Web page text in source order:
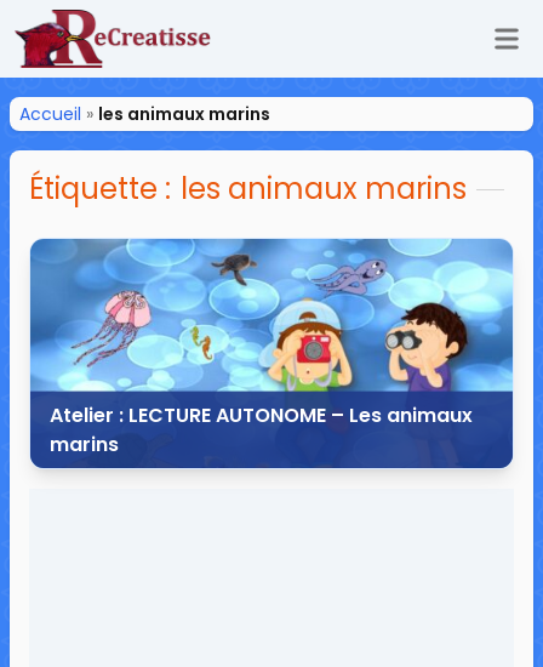
ReCreatisse
Accueil » les animaux marins
Étiquette : les animaux marins
Atelier : LECTURE AUTONOME – Les animaux
marins